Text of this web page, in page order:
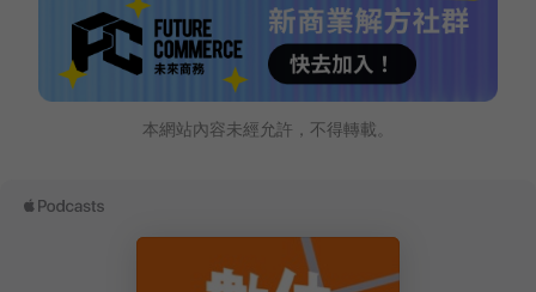
本網站內容未經允許，不得轉載。